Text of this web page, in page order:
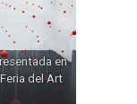
en
del Art